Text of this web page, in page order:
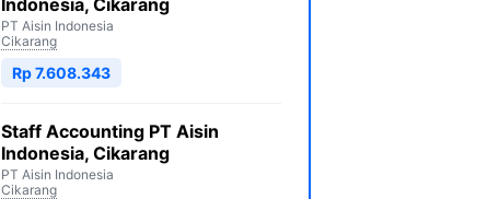
Indonesia, Cikarang
PT Aisin Indonesia
Cikarang
Rp 7.608.343
Staff Accounting PT Aisin
Indonesia, Cikarang
PT Aisin Indonesia
Cikarang